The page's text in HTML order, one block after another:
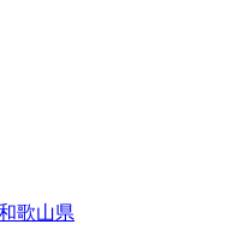
歌山県